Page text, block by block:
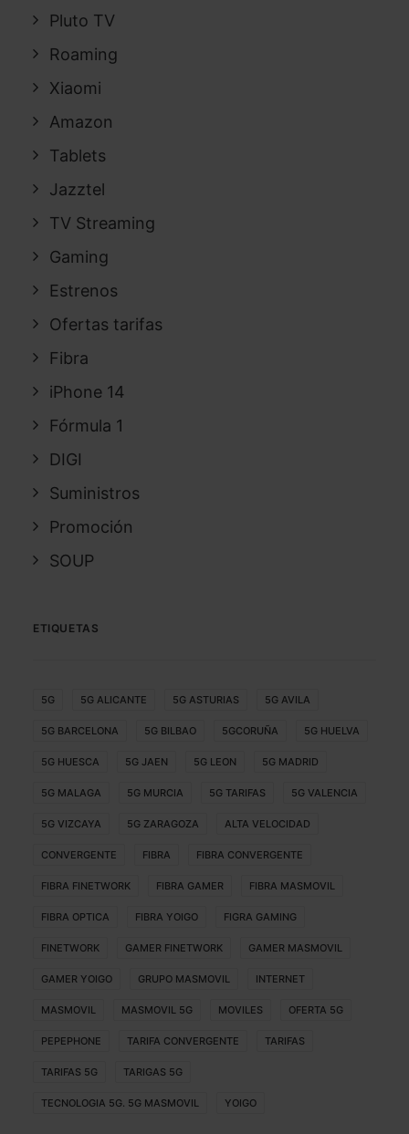
Pluto TV
Roaming
Xiaomi
Amazon
Tablets
Jazztel
TV Streaming
Gaming
Estrenos
Ofertas tarifas
Fibra
iPhone 14
Fórmula 1
DIGI
Suministros
Promoción
SOUP
ETIQUETAS
5G 5G ALICANTE 5G ASTURIAS 5G AVILA
5G BARCELONA 5G BILBAO 5GCORUÑA 5G HUELVA
5G HUESCA 5G JAEN 5G LEON 5G MADRID
5G MALAGA 5G MURCIA 5G TARIFAS 5G VALENCIA
5G VIZCAYA 5G ZARAGOZA ALTA VELOCIDAD
CONVERGENTE FIBRA FIBRA CONVERGENTE
FIBRA FINETWORK FIBRA GAMER FIBRA MASMOVIL
FIBRA OPTICA FIBRA YOIGO FIGRA GAMING
FINETWORK GAMER FINETWORK GAMER MASMOVIL
GAMER YOIGO GRUPO MASMOVIL INTERNET
MASMOVIL MASMOVIL 5G MOVILES OFERTA 5G
PEPEPHONE TARIFA CONVERGENTE TARIFAS
TARIFAS 5G TARIGAS 5G
TECNOLOGIA 5G. 5G MASMOVIL YOIGO